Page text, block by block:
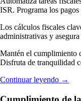
ISR. Programa los
Los cálculos fiscales
administrativas y
Mantén el cumplimiento
Disfruta de tranquilidad
Continuar leyendo →